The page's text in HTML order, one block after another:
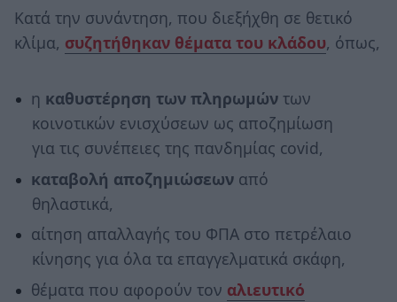
Κατά την συνάντηση, που διεξήχθη σε θετικό
κλίμα, συζητήθηκαν θέματα του κλάδου, όπως,
η καθυστέρηση των πληρωμώντων
κοινοτικών ενισχύσεων ως αποζημίωση
για τις συνέπειες της πανδημίας covid,
καταβολή αποζημιώσεωναπό
θηλαστικά,
αίτηση απαλλαγής του ΦΠΑ στο πετρέλαιο
κίνησης για όλα τα επαγγελματικά σκάφη,
θέματα που αφορούν τον αλιευτικό